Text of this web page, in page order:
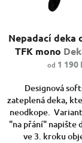
d
u
je
z
5
Nepadací deka
TFK mono
dítě
od 1 190
Designová
zateplená deka,
neodkope.
"na přání" napište
ve 3. kroku